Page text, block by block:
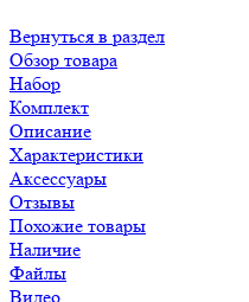
Вернуться в раздел
Обзор товара
Набор
Комплект
Описание
Характеристики
Аксессуары
Отзывы
Похожие товары
Наличие
Файлы
Видео